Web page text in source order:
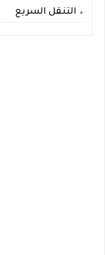
التنقل السريع